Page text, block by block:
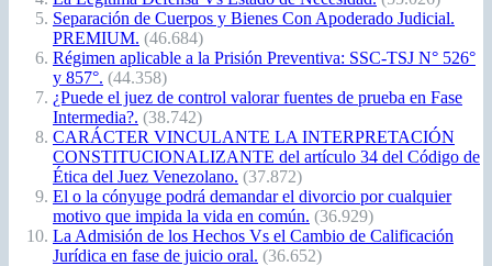
Separación de Cuerpos y Bienes Con Apoderado Judicial.
PREMIUM. (46.684)
Régimen aplicable a la Prisión Preventiva: SSC-TSJ N° 526°
y 857°. (44.358)
¿Puede el juez de control valorar fuentes de prueba en Fase
Intermedia?. (38.742)
CARÁCTER VINCULANTE LA INTERPRETACIÓN
CONSTITUCIONALIZANTE del artículo 34 del Código de
Ética del Juez Venezolano. (37.872)
El o la cónyuge podrá demandar el divorcio por cualquier
motivo que impida la vida en común. (36.929)
La Admisión de los Hechos Vs el Cambio de Calificación
Jurídica en fase de juicio oral. (36.652)